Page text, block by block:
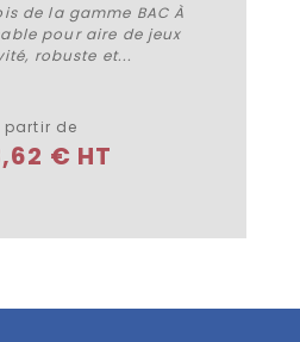
de la gamme BAC À
pour aire de jeux
robuste et...
partir de
€ HT